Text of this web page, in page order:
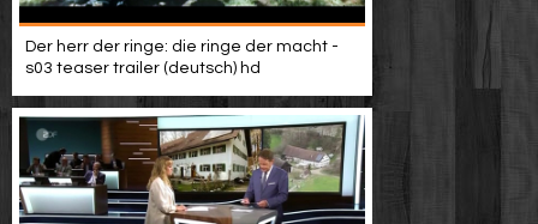
Der herr der ringe: die ringe der macht -
s03 teaser trailer (deutsch) hd